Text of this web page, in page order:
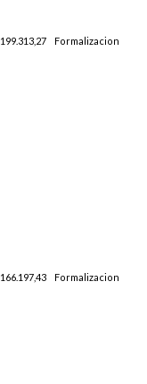
199.313,27 Formalizacion
166.197,43 Formalizacion